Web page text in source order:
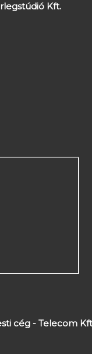
Kft.
cég - Telecom